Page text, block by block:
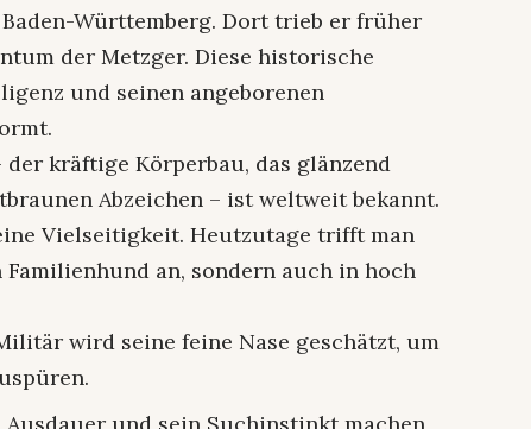
Württemberg. Dort trieb er früher
der Metzger. Diese historische
und seinen angeborenen
kräftige Körperbau, das glänzend
Abzeichen – ist weltweit bekannt.
Vielseitigkeit. Heutzutage trifft man
an, sondern auch in hoch
wird seine feine Nase geschätzt, um
Ausdauer und sein Suchinstinkt machen